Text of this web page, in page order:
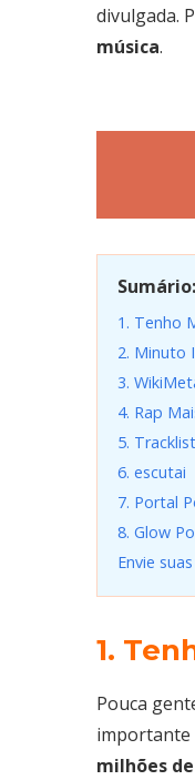
divulgada.
música.
Sumário:
1. Tenho
2. Minuto
3.
4. Rap
5. Tracklist
6. escutai
7. Portal
8. Glow
Envie
1.
Pouca
importante
milhões